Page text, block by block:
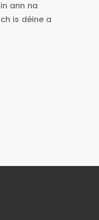
ann na
is déine a